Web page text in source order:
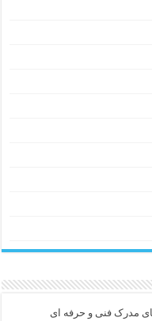
مدرک فنی و حرفه ای